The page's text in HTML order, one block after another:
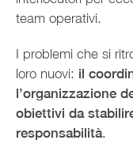
team operativi.
I problemi che si
loro nuovi: il
l’organizzazione
obiettivi da
responsabilità.